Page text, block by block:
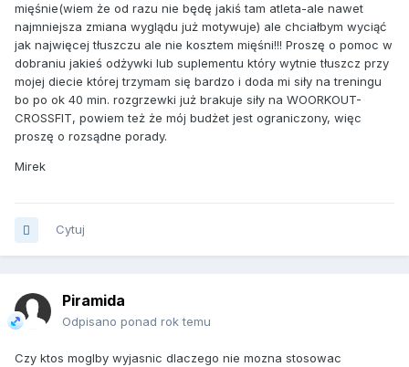
mięśnie(wiem że od razu nie będę jakiś tam atleta-ale nawet
najmniejsza zmiana wyglądu już motywuje) ale chciałbym wyciąć
jak najwięcej tłuszczu ale nie kosztem mięśni!!! Proszę o pomoc w
dobraniu jakieś odżywki lub suplementu który wytnie tłuszcz przy
mojej diecie której trzymam się bardzo i doda mi siły na treningu
bo po ok 40 min. rozgrzewki już brakuje siły na WOORKOUT-
CROSSFIT, powiem też że mój budżet jest ograniczony, więc
proszę o rozsądne porady.
Mirek
Cytuj
Piramida
Odpisano ponad rok temu
Czy ktos moglby wyjasnic dlaczego nie mozna stosowac